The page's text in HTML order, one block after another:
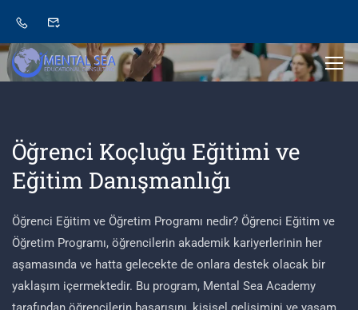
Öğrenci Koçluğu Eğitimi ve
Eğitim Danışmanlığı
Öğrenci Eğitim ve Öğretim Programı nedir? Öğrenci Eğitim ve
Öğretim Programı, öğrencilerin akademik kariyerlerinin her
aşamasında ve hatta gelecekte de onlara destek olacak bir
yaklaşım içermektedir. Bu program, Mental Sea Academy